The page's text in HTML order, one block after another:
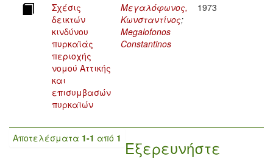
Σχέσις
δεικτών
κινδύνου
πυρκαϊάς
περιοχής
νομού Αττικής
και
επισυμβασών
πυρκαϊών
Μεγαλόφωνος,
Κωνσταντίνος;
Megalofonos
Constantinos
1973
Αποτελέσματα 1-1 από 1 Εξερευνήστε